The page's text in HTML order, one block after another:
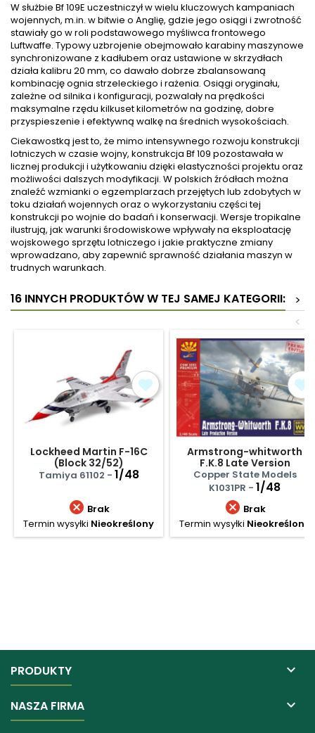
W służbie Bf 109E uczestniczył w wielu kluczowych kampaniach
wojennych, m.in. w bitwie o Anglię, gdzie jego osiągi i zwrotność
stawiały go w roli podstawowego myśliwca frontowego
Luftwaffe. Typowy uzbrojenie obejmowało karabiny maszynowe
synchronizowane z kadłubem oraz ustawione w skrzydłach
działa kalibru 20 mm, co dawało dobrze zbalansowaną
kombinację ognia strzeleckiego i rażenia. Osiągi oryginału,
zależne od silnika i konfiguracji, pozwalały na prędkości
maksymalne rzędu kilkuset kilometrów na godzinę, dobre
przyspieszenie i efektywną walkę na średnich wysokościach.
Ciekawostką jest to, że mimo intensywnego rozwoju konstrukcji
lotniczych w czasie wojny, konstrukcja Bf 109 pozostawała w
licznej produkcji i użytkowaniu dzięki elastyczności projektu oraz
możliwości dalszych modyfikacji. W polskich źródłach można
znaleźć wzmianki o egzemplarzach przejętych lub zdobytych w
toku działań wojennych oraz o wykorzystaniu części tej
konstrukcji po wojnie do badań i konserwacji. Wersje tropikalne
ilustrują, jak warunki środowiskowe wpływały na eksploatację
wojskowego sprzętu lotniczego i jakie praktyczne zmiany
wprowadzano, aby zapewnić sprawność działania maszyn w
trudnych warunkach.
16 INNYCH PRODUKTÓW W TEJ SAMEJ KATEGORII:
>
<
Lockheed Martin F-16C
(Block 32/52)
"Thunderbirds"
Tamiya 61102 - 1/48
 Brak
Termin wysyłki Nieokreślony
Armstrong-whitworth
F.K.8 Late Version
Copper State Models
K1031PR - 1/48
 Brak
Termin wysyłki Nieokreślony
PRODUKTY 
NASZA FIRMA 